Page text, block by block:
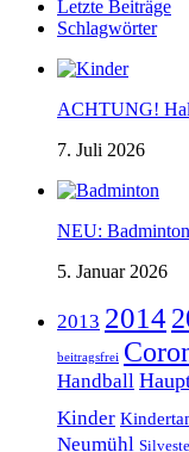
Letzte Beiträge
Schlagwörter
ACHTUNG!
7. Juli 2026
NEU:
5. Januar 2026
2013 2014
beitragsfrei
Handball
Kinder
Neumühl